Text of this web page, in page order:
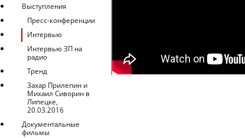
Выступления
Пресс-конференции
Интервью
Интервью ЗП на
радио
Тренд
Захар Прилепин и
Михаил Сиворин в
Липецке,
20.03.2016
Документальные
фильмы